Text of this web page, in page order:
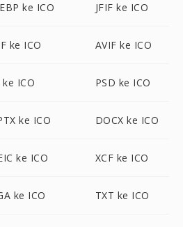
ke ICO JFIF ke ICO
ke ICO AVIF ke ICO
ke ICO PSD ke ICO
ke ICO DOCX ke ICO
ke ICO XCF ke ICO
ke ICO TXT ke ICO